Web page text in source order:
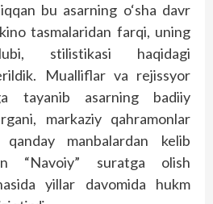
bu asarning o‘sha davr
tasmalaridan farqi, uning
stilistikasi haqidagi
Mualliflar va rejissyor
tayanib asarning badiiy
markaziy qahramonlar
manbalardan kelib
“Navoiy” suratga olish
yillar davomida hukm